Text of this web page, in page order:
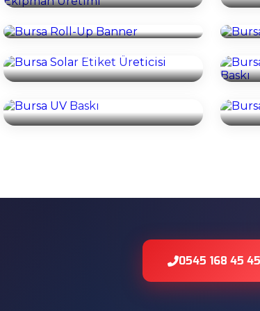
Bursa Solar Etiket Üreticisi
İncele
Bursa UV Baskı
İncele
0545 168 45 45